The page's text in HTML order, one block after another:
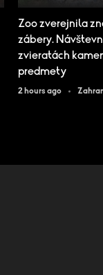
Zoo zverejnila
zábery.
zvieratách
predmety
2 hours ago